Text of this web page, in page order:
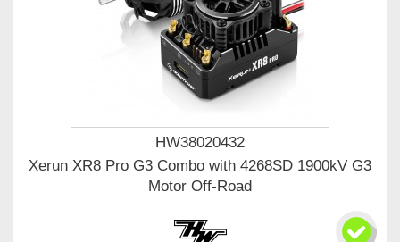
HW38020432
Xerun XR8 Pro G3 Combo with 4268SD 1900kV G3
Motor Off-Road